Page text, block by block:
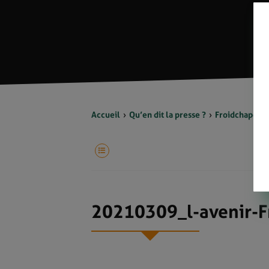
Accueil Qu’en dit la presse ?
20210309_l-avenir-